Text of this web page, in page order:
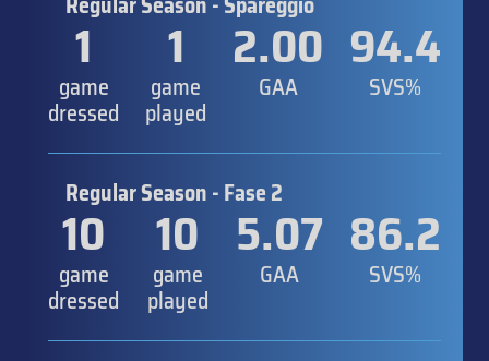
1
game
dressed
1
game
played
2.00
GAA
94.4
SVS%
Regular Season - Fase 2
10
game
dressed
10
game
played
5.07
GAA
86.2
SVS%